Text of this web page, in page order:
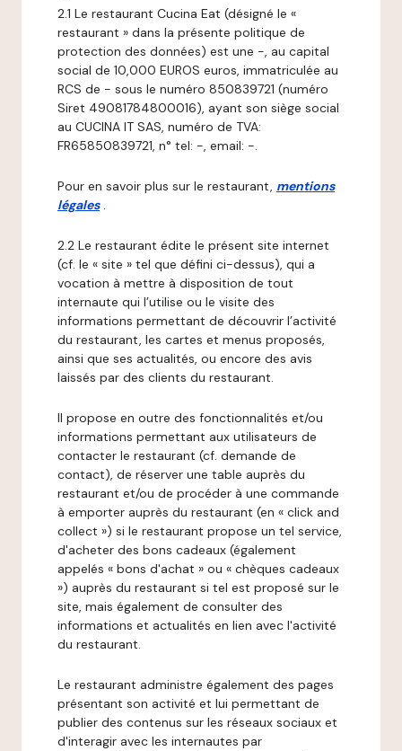
2.1 Le restaurant Cucina Eat (désigné le «
restaurant » dans la présente politique de
protection des données) est une -, au capital
social de 10,000 EUROS euros, immatriculée au
RCS de - sous le numéro 850839721 (numéro
Siret 49081784800016), ayant son siège social
au CUCINA IT SAS, numéro de TVA:
FR65850839721, n° tel: -, email: -.
Pour en savoir plus sur le restaurant, mentions
légales .
2.2 Le restaurant édite le présent site internet
(cf. le « site » tel que défini ci-dessus), qui a
vocation à mettre à disposition de tout
internaute qui l’utilise ou le visite des
informations permettant de découvrir l’activité
du restaurant, les cartes et menus proposés,
ainsi que ses actualités, ou encore des avis
laissés par des clients du restaurant.
Il propose en outre des fonctionnalités et/ou
informations permettant aux utilisateurs de
contacter le restaurant (cf. demande de
contact), de réserver une table auprès du
restaurant et/ou de procéder à une commande
à emporter auprès du restaurant (en « click and
collect ») si le restaurant propose un tel service,
d'acheter des bons cadeaux (également
appelés « bons d'achat » ou « chèques cadeaux
») auprès du restaurant si tel est proposé sur le
site, mais également de consulter des
informations et actualités en lien avec l'activité
du restaurant.
Le restaurant administre également des pages
présentant son activité et lui permettant de
publier des contenus sur les réseaux sociaux et
d'interagir avec les internautes par